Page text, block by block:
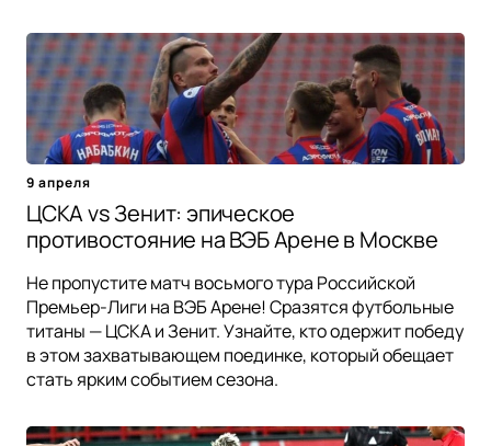
9 апреля
ЦСКА vs Зенит: эпическое
противостояние на ВЭБ Арене в Москве
Не пропустите матч восьмого тура Российской
Премьер-Лиги на ВЭБ Арене! Сразятся футбольные
титаны — ЦСКА и Зенит. Узнайте, кто одержит победу
в этом захватывающем поединке, который обещает
стать ярким событием сезона.